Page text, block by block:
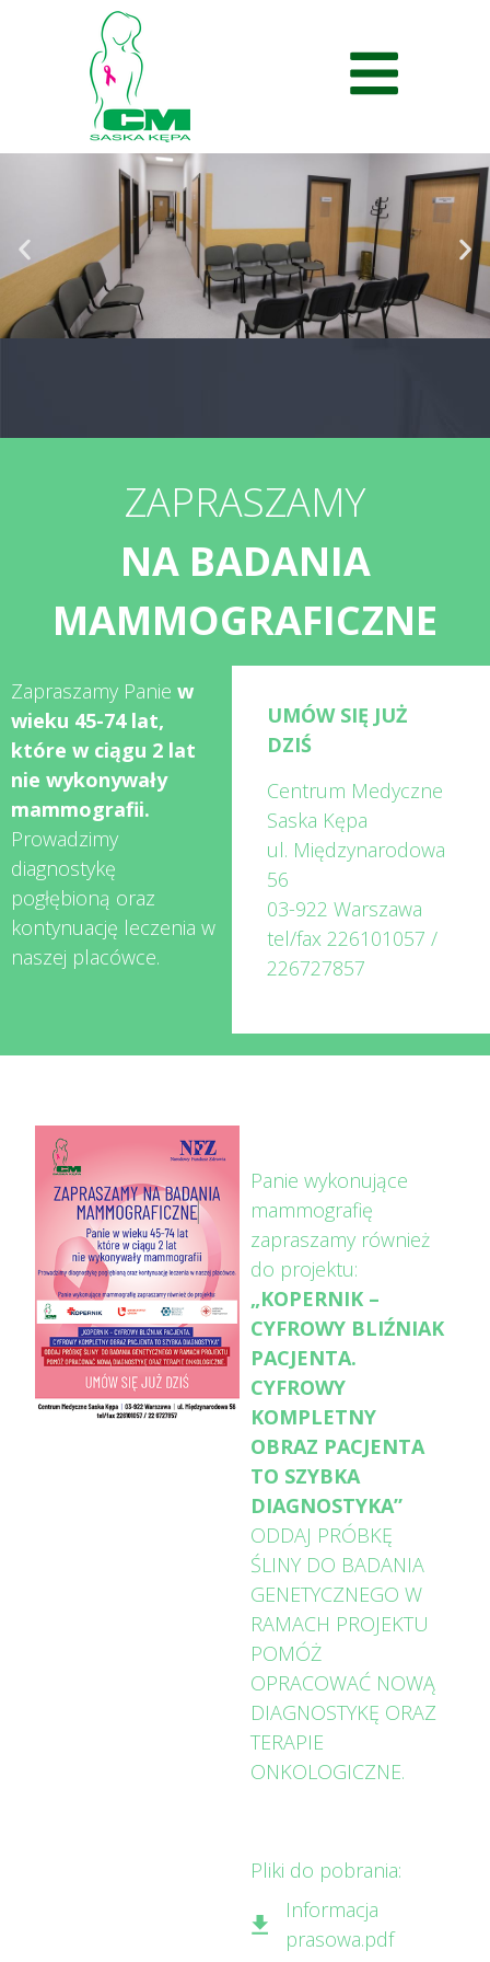
ZAPRASZAMY
NA BADANIA
MAMMOGRAFICZNE
Zapraszamy Panie w
wieku 45-74 lat,
które w ciągu 2 lat
nie wykonywały
mammografii.
Prowadzimy
diagnostykę
pogłębioną oraz
kontynuację leczenia w
naszej placówce.
UMÓW SIĘ JUŻ
DZIŚ
Centrum Medyczne
Saska Kępa
ul. Międzynarodowa
56
03-922 Warszawa
tel/fax 226101057 /
226727857
Panie wykonujące
mammografię
zapraszamy również
do projektu:
„KOPERNIK –
CYFROWY BLIŹNIAK
PACJENTA.
CYFROWY
KOMPLETNY
OBRAZ PACJENTA
TO SZYBKA
DIAGNOSTYKA”
ODDAJ PRÓBKĘ
ŚLINY DO BADANIA
GENETYCZNEGO W
RAMACH PROJEKTU
POMÓŻ
OPRACOWAĆ NOWĄ
DIAGNOSTYKĘ ORAZ
TERAPIE
ONKOLOGICZNE.
Pliki do pobrania:
Informacja
prasowa.pdf